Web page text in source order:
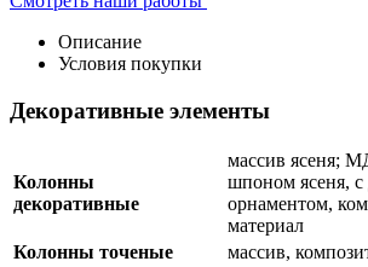
Описание
Условия покупки
Декоративные элементы
Колонны
декоративные
массив ясеня;
шпоном ясеня,
орнаментом,
материал
Колонны точеные
массив,